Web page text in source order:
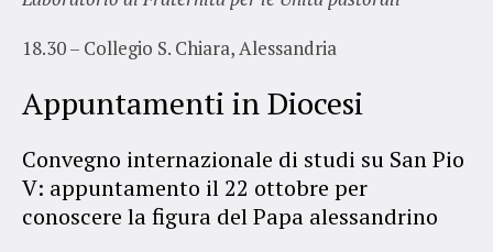
18.30 – Collegio S. Chiara, Alessandria
Appuntamenti in Diocesi
Convegno internazionale di studi su San Pio
V: appuntamento il 22 ottobre per
conoscere la figura del Papa alessandrino